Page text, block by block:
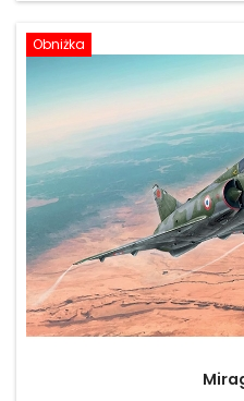
Obniżka